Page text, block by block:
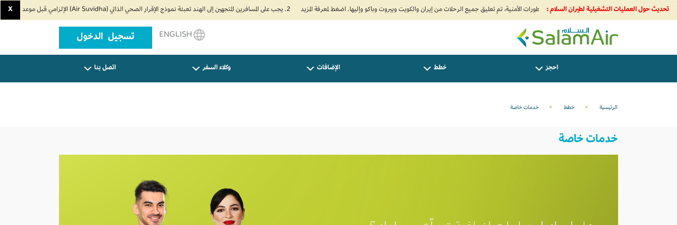
تحديث حول العمليات التشغيلية لطيران السلام : 2. يجب على المسافرين المتجهين إلى الهند تعبئة نموذج الإقرار الصحي الذاتي (Air Suvidha) الإلزامي قبل موعد الوصول بـ 24 ساعة على الأقل. اضغط هنا للدخول إلى بوابة Air Suvidha. X
SalamAir
تسجيل الدخول
احجز خطط الإضافات وكلاء السفر اتصل بنا
الرئيسية > خطط > خدمات خاصة
خدمات خاصة